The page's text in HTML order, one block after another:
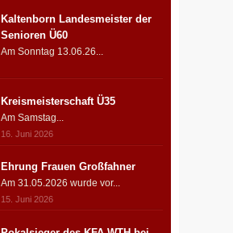
Kaltenborn Landesmeister der
Senioren Ü60
Am Sonntag 13.06.26...
Kreismeisterschaft Ü35
Am Samstag...
16. Juni 2026
Ehrung Frauen Großfahner
Am 31.05.2026 wurde vor...
15. Juni 2026